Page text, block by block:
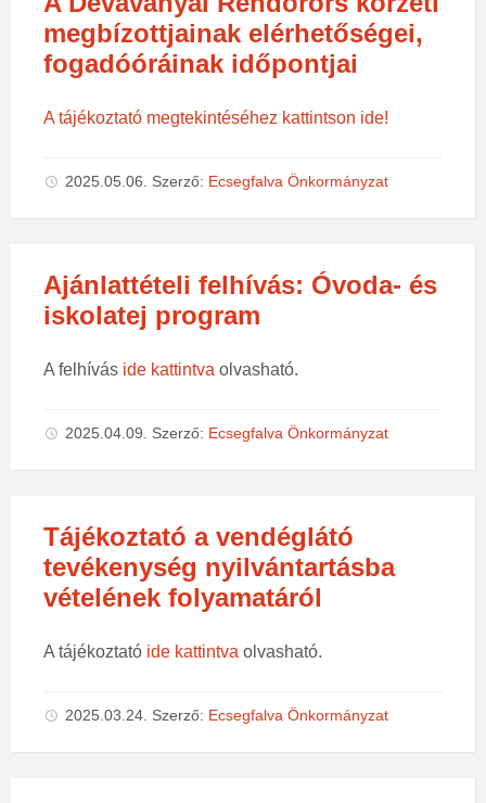
megbízottjainak elérhetőségei,
fogadóóráinak időpontjai
A tájékoztató megtekintéséhez kattintson ide!
2025.05.06. Szerző: Ecsegfalva Önkormányzat
Ajánlattételi felhívás: Óvoda- és
iskolatej program
A felhívás ide kattintva olvasható.
2025.04.09. Szerző: Ecsegfalva Önkormányzat
Tájékoztató a vendéglátó
tevékenység nyilvántartásba
vételének folyamatáról
A tájékoztató ide kattintva olvasható.
2025.03.24. Szerző: Ecsegfalva Önkormányzat